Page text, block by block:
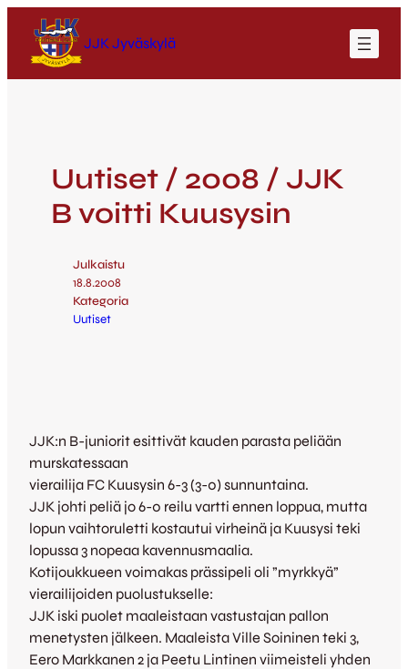
JJK Jyväskylä
Uutiset / 2008 / JJK
B voitti Kuusysin
Julkaistu
18.8.2008
Kategoria
Uutiset
JJK:n B-juniorit esittivät kauden parasta peliään
murskatessaan
vierailija FC Kuusysin 6-3 (3-0) sunnuntaina.
JJK johti peliä jo 6-0 reilu vartti ennen loppua, mutta
lopun vaihtoruletti kostautui virheinä ja Kuusysi teki
lopussa 3 nopeaa kavennusmaalia.
Kotijoukkueen voimakas prässipeli oli ”myrkkyä”
vierailijoiden puolustukselle:
JJK iski puolet maaleistaan vastustajan pallon
menetysten jälkeen. Maaleista Ville Soininen teki 3,
Eero Markkanen 2 ja Peetu Lintinen viimeisteli yhden